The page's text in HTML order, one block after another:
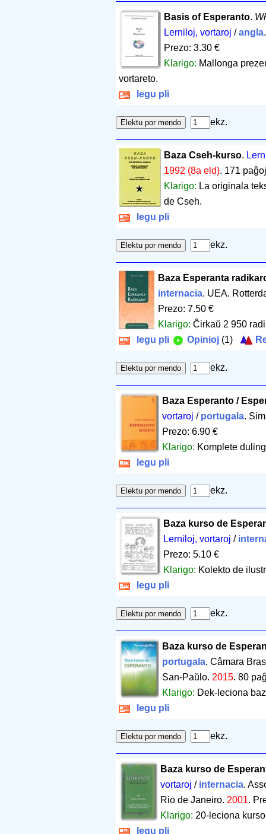
Basis of Esperanto.
Lerniloj, vortaroj /angla
Prezo: 3.30 €
Klarigo: Mallonga
vortareto.
legu pli
ekz.
Baza Cseh-kurso.
1992 (8a eld). 171 paĝoj
Klarigo: La originala
de Cseh.
legu pli
ekz.
Baza Esperanta
internacia. UEA.
Prezo: 7.50 €
Klarigo: Ĉirkaŭ 2 950
legu pli
Opinioj (1)
ekz.
Baza Esperanto /
vortaroj / portugala.
Prezo: 6.90 €
Klarigo: Komplete
legu pli
ekz.
Baza kurso de
Lerniloj, vortaroj /
Prezo: 5.10 €
Klarigo: Kolekto de
legu pli
ekz.
Baza kurso de
portugala. Câmara
San-Paŭlo. 2015.80
Klarigo: Dek-leciona
legu pli
ekz.
Baza kurso de
vortaroj / internacia.
Rio de Janeiro. 2001.
Klarigo: 20-leciona
legu pli